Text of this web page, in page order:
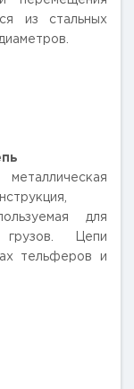
из стальных
металлическая
для
Цепи
тельферов и